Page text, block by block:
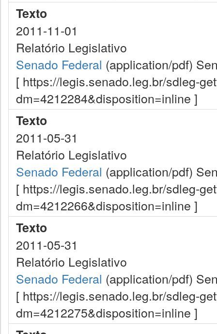
Texto
2011-11-01
Relatório Legislativo
Senado Federal (application/pdf)
[ https://legis.senado.leg.br/sdleg-
dm=4212284&disposition=inline ]
Texto
2011-05-31
Relatório Legislativo
Senado Federal (application/pdf)
[ https://legis.senado.leg.br/sdleg-
dm=4212266&disposition=inline ]
Texto
2011-05-31
Relatório Legislativo
Senado Federal (application/pdf)
[ https://legis.senado.leg.br/sdleg-
dm=4212275&disposition=inline ]